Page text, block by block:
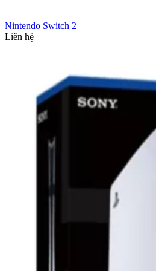
Nintendo Switch 2
Liên hệ